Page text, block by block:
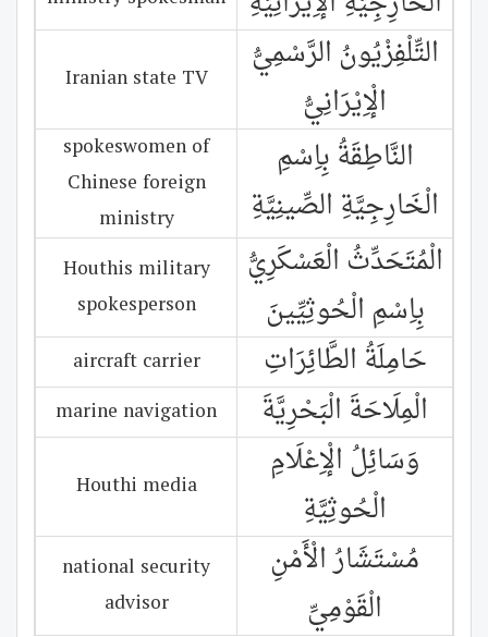
التِّلْفِزْيُونُ الرَّسْمِيُّ
الْإِيْرَانِيُّ
Iranian state TV
النَّاطِقَةُ بِاِسْمِ
الْخَارِجِيَّةِ الصِّينِيَّةِ
spokeswomen of
Chinese foreign
ministry
الْمُتَحَدِّثُ الْعَسْكَرِيُّ
بِاِسْمِ الْحُوثِيِّينَ
Houthis military
spokesperson
حَامِلَةُ الطَّائِرَاتِ aircraft carrier
الْمِلَاحَةَ الْبَحْرِيَّةَ marine navigation
وَسَائِلُ الْإِعْلَامِ
الْحُوثِيَّةِ
Houthi media
مُسْتَشَارُ الْأَمْنِ
الْقَوْمِيِّ
national security
advisor